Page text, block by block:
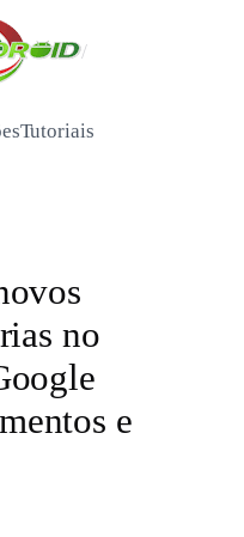
/
Tutoriais
no
e